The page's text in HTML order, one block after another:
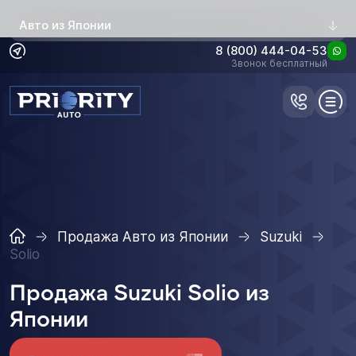
Авто из Японии
8 (800) 444-04-53
Звонок бесплатный
Продажа Авто из Японии
Suzuki
Solio
Продажа Suzuki Solio из
Японии